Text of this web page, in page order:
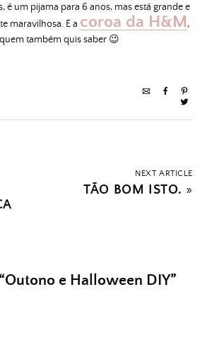
é um pijama para 6 anos, mas está grande e
maravilhosa. E a coroa da H&M,
também quis saber 😉
NEXT ARTICLE
TÃO BOM ISTO. »
Outono e Halloween DIY”